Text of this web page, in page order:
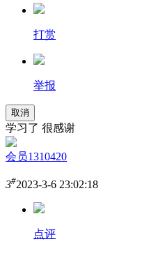
打赏
举报
取消
学习了 很感谢
会员1310420
3#2023-3-6 23:02:18
点评